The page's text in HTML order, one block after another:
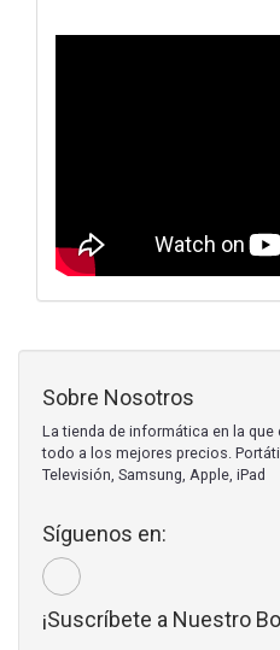
Sobre Nosotros
La tienda de informática en la
todo a los mejores precios.
Televisión, Samsung, Apple, iPad
Síguenos en:
¡Suscríbete a Nuestro